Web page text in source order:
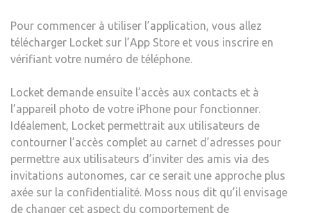
Pour commencer à utiliser l’application, vous allez
télécharger Locket sur l’App Store et vous inscrire en
vérifiant votre numéro de téléphone.
Locket demande ensuite l’accès aux contacts et à
l’appareil photo de votre iPhone pour fonctionner.
Idéalement, Locket permettrait aux utilisateurs de
contourner l’accès complet au carnet d’adresses pour
permettre aux utilisateurs d’inviter des amis via des
invitations autonomes, car ce serait une approche plus
axée sur la confidentialité. Moss nous dit qu’il envisage
de changer cet aspect du comportement de